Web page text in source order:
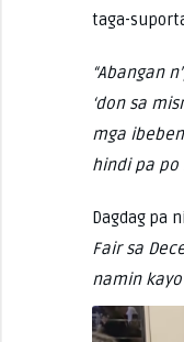
taga-
“Abangan
‘don sa
mga
hindi pa po
Dagdag pa
Fair sa
namin